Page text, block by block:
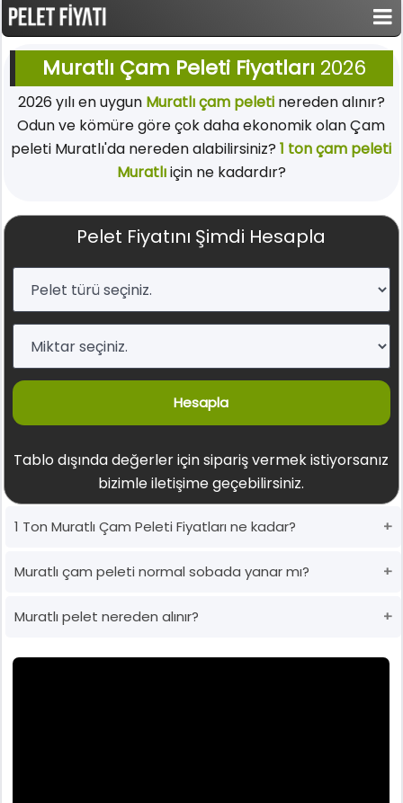
Muratlı Çam Peleti Fiyatları 2026
2026 yılı en uygun Muratlı çam peletinereden alınır?
Odun ve kömüre göre çok daha ekonomik olan Çam
peleti Muratlı'da nereden alabilirsiniz?1 ton çam peleti
Muratlıiçin ne kadardır?
Pelet Fiyatını Şimdi Hesapla
Hesapla
Tablo dışında değerler için sipariş vermek istiyorsanız
bizimle iletişime geçebilirsiniz.
1 Ton Muratlı Çam Peleti Fiyatları ne kadar?
Muratlı çam peleti normal sobada yanar mı?
Muratlı pelet nereden alınır?